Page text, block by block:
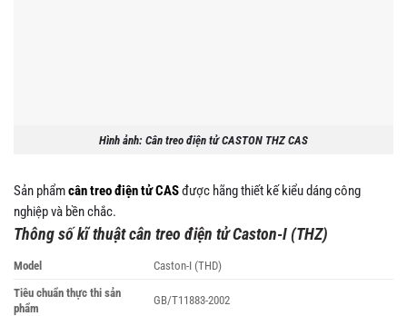
Hình ảnh: Cân treo điện tử CASTON THZ CAS
Sản phẩmcân treo điện tử CASđược hãng thiết kế kiểu dáng công
nghiệp và bền chắc.
Thông số kĩ thuật cân treo điện tử Caston-I (THZ)
Model
Caston-I (THD)
Tiêu chuẩn thực thi sản
phẩm
GB/T11883-2002